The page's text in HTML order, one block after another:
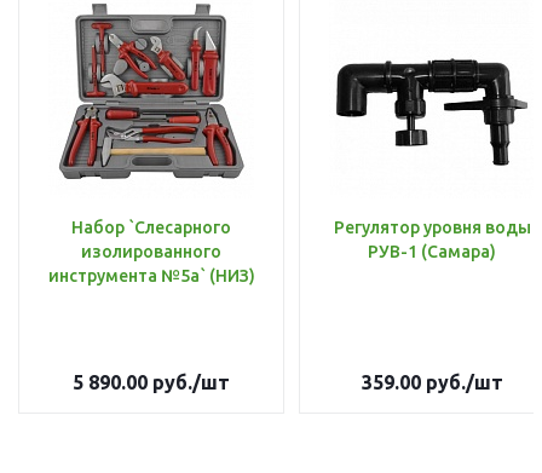
Набор `Слесарного
изолированного
инструмента №5а` (НИЗ)
5 890.00 руб./шт
Регулятор уровня воды
РУВ-1 (Самара)
359.00руб./шт